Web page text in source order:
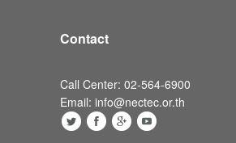
Contact
Call Center: 02-564-6900
Email: info@nectec.or.th